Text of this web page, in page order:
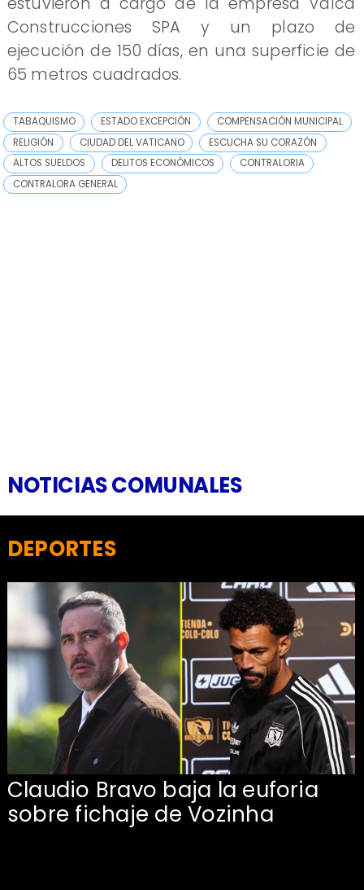
Construcciones SPA y un plazo de
ejecución de 150 días, en una superficie de
65 metros cuadrados.
TABAQUISMO ESTADO EXCEPCIÓN
COMPENSACIÓN MUNICIPAL
RELIGIÓN
CIUDAD DEL VATICANO
ESCUCHA SU CORAZÓN
ALTOS SUELDOS
DELITOS ECONÓMICOS
CONTRALORIA
CONTRALORA GENERAL
NOTICIAS COMUNALES
Claudio Bravo baja la euforia
sobre fichaje de Vozinha
DEPORTES